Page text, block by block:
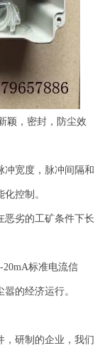
颖，密封，防尘效
冲宽度，脉冲间隔和
控制。
恶劣的工矿条件下长
20mA标准电流信
的经济运行。
，研制的企业，我们